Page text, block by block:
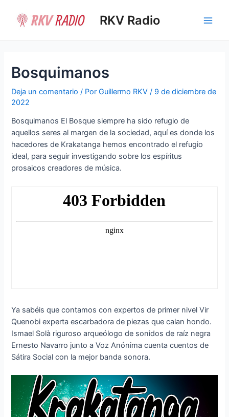
contenido
RKV Radio
Bosquimanos
Deja un comentario / PorGuillermo RKV/ 9 de diciembre de
2022
Bosquimanos El Bosque siempre ha sido refugio de
aquellos seres al margen de la sociedad, aquí es donde los
hacedores de Krakatanga hemos encontrado el refugio
ideal, para seguir investigando sobre los espíritus
prosaicos creadores de música.
Ya sabéis que contamos con expertos de primer nivel Vir
Quenobi experta escarbadora de piezas que calan hondo.
Ismael Solà riguroso arqueólogo de sonidos de raíz negra
Ernesto Navarro junto a Voz Anónima cuenta cuentos de
Sátira Social con la mejor banda sonora.